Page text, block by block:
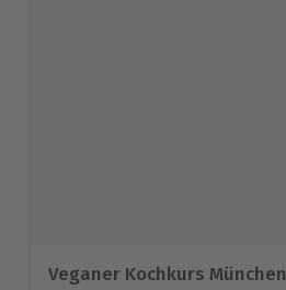
Veganer Kochkurs München